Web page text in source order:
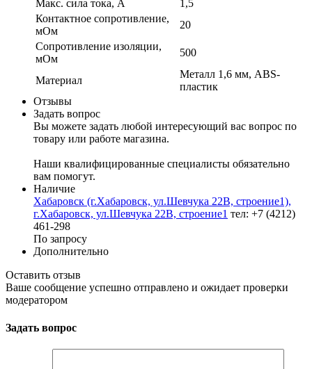
Макс. сила тока, А
1,5
Контактное сопротивление,
мОм
20
Сопротивление изоляции,
мОм
500
Материал
Металл 1,6 мм, ABS-
пластик
Отзывы
Задать вопрос
Вы можете задать любой интересующий вас вопрос по
товару или работе магазина.
Наши квалифицированные специалисты обязательно
вам помогут.
Наличие
Хабаровск (г.Хабаровск, ул.Шевчука 22В, строение1),
г.Хабаровск, ул.Шевчука 22В, строение1 тел: +7 (4212)
461-298
По запросу
Дополнительно
Оставить отзыв
Ваше сообщение успешно отправлено и ожидает проверки
модератором
Задать вопрос